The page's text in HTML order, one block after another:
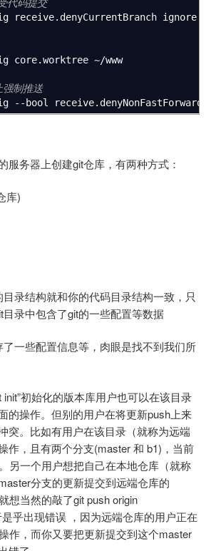
代码提交
receive.denyCurrentBranch ignore
core.worktree ~/www
制推送
--bool receive.denyNonFastForwards
服务器上创建git仓库，有两种方式：
库)
录结构就和你的代码目录结构一致，只
目录中包含了git的一些配置等数据
一些配置信息等，肉眼是找不到我们所
init”初始化的版本库用户也可以在该目录
的操作。但别的用户在将更新push上来
突。比如有用户在该目录（就称为远端
作，且有两个分支(master 和 b1)，当前
另一个用户想把自己在本地仓库（就称
分支的更新提交到远端仓库的
想当然的敲了git push origin
乎出现错误 ，因为远端仓库的用户正在
作，而你又要把更新提交到这个master